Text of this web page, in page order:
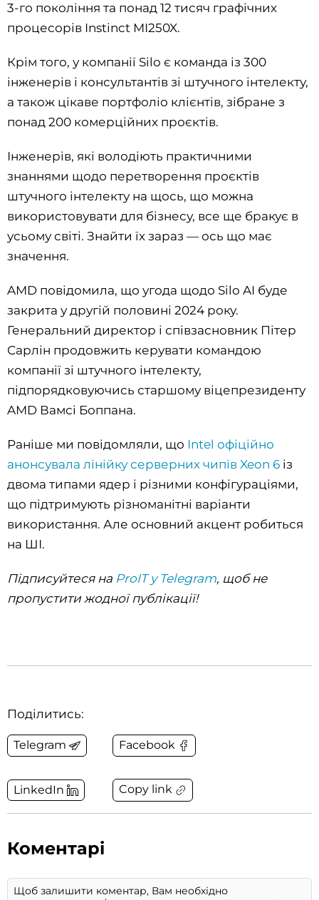
3-го покоління та понад 12 тисяч графічних
процесорів Instinct MI250X.
Крім того, у компанії Silo є команда із 300
інженерів і консультантів зі штучного інтелекту,
а також цікаве портфоліо клієнтів, зібране з
понад 200 комерційних проєктів.
Інженерів, які володіють практичними
знаннями щодо перетворення проєктів
штучного інтелекту на щось, що можна
використовувати для бізнесу, все ще бракує в
усьому світі. Знайти їх зараз — ось що має
значення.
AMD повідомила, що угода щодо Silo AI буде
закрита у другій половині 2024 року.
Генеральний директор і співзасновник Пітер
Сарлін продовжить керувати командою
компанії зі штучного інтелекту,
підпорядковуючись старшому віцепрезиденту
AMD Вамсі Боппана.
Раніше ми повідомляли, що Intel офіційно
анонсувала лінійку серверних чипів Xeon 6 із
двома типами ядер і різними конфігураціями,
що підтримують різноманітні варіанти
використання. Але основний акцент робиться
на ШІ.
Підписуйтеся на ProIT у Telegram, щоб не
пропустити жодної публікації!
Поділитись:
Telegram Facebook
LinkedIn Copy link
Коментарі